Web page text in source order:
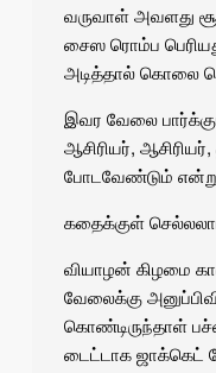
வருவாள் அவளது
சைஸ ரொம்ப
அடித்தால் கொலை
இவர வேலை
ஆசிரியர்,
போடவேண்டும்
கதைக்குள்
வியாழன் கிழமை
வேலைக்கு
கொண்டிருந்தாள்
டைட்டாக ஜாக்கெட்